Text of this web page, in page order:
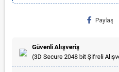
Paylaş
Güvenli Alışveriş
(3D Secure 2048 bit Şifreli